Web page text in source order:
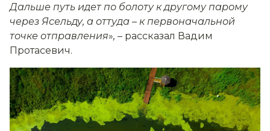
Дальше путь идет по болоту к другому парому
через Ясельду, а оттуда – к первоначальной
точке отправления», – рассказал Вадим
Протасевич.